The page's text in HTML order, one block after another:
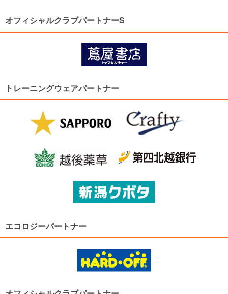
オフィシャルクラブパートナーS
トレーニングウェアパートナー
エコロジーパートナー